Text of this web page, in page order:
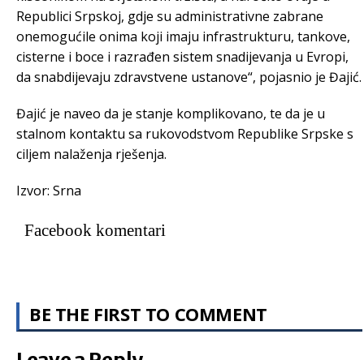
Republici Srpskoj, gdje su administrativne zabrane
onemogućile onima koji imaju infrastrukturu, tankove,
cisterne i boce i razrađen sistem snadijevanja u Evropi,
da snabdijevaju zdravstvene ustanove“, pojasnio je Đajić.
Đajić je naveo da je stanje komplikovano, te da je u
stalnom kontaktu sa rukovodstvom Republike Srpske s
ciljem nalaženja rješenja.
Izvor: Srna
Facebook komentari
BE THE FIRST TO COMMENT